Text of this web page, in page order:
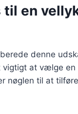
til en
denne
vigtigt at vælge
nøglen til at